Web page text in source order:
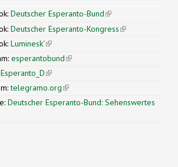
Deutscher Esperanto-Bund(link is
external)
Deutscher Esperanto-Kongress(link is
Luminesk'(link is external)
esperantobund(link is external)
Esperanto_D(link is external)
telegramo.org(link is external)
Deutscher Esperanto-Bund: Sehenswertes